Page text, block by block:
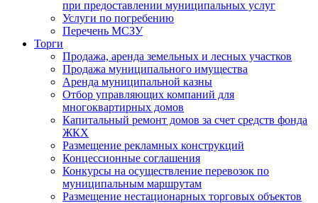
при предоставлении муниципальных услуг
Услуги по погребению
Перечень МСЗУ
Торги
Продажа, аренда земельных и лесных участков
Продажа муниципального имущества
Аренда муниципальной казны
Отбор управляющих компаний для
многоквартирных домов
Капитальный ремонт домов за счет средств фонда
ЖКХ
Размещение рекламных конструкций
Концессионные соглашения
Конкурсы на осуществление перевозок по
муниципальным маршрутам
Размещение нестационарных торговых объектов